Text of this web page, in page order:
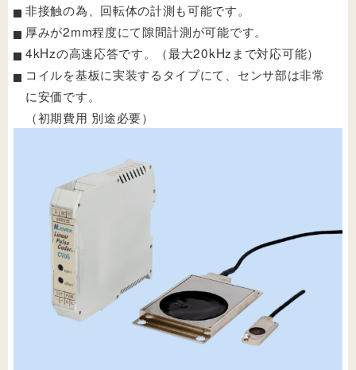
非接触の為、回転体の計測も可能です。
厚みが2mm程度にて隙間計測が可能です。
4kHzの高速応答です。（最大20kHzまで対応可能）
コイルを基板に実装するタイプにて、センサ部は非常
に安価です。
（初期費用 別途必要）